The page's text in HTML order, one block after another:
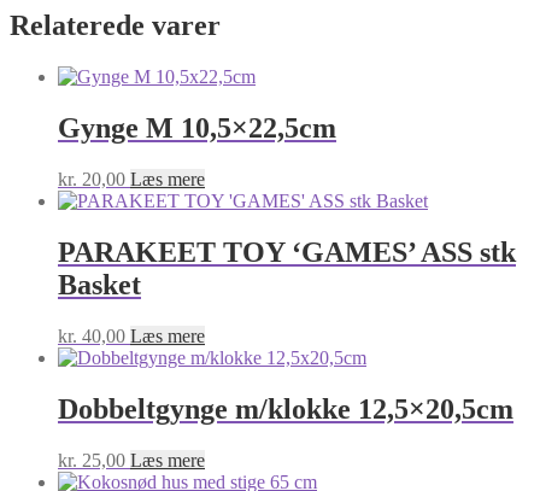
Relaterede varer
Gynge M 10,5×22,5cm
kr. 20,00 Læs mere
PARAKEET TOY ‘GAMES’ ASS stk
Basket
kr. 40,00 Læs mere
Dobbeltgynge m/klokke 12,5×20,5cm
kr. 25,00 Læs mere